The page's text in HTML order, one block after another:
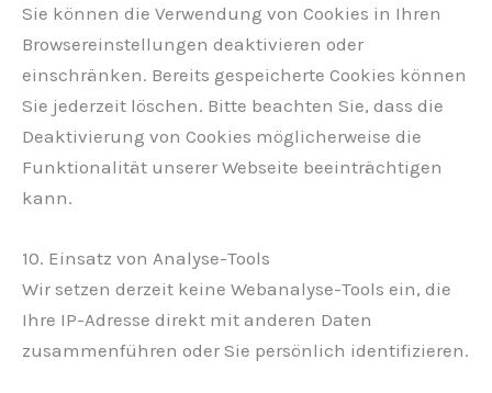
Sie können die Verwendung von Cookies in Ihren
Browsereinstellungen deaktivieren oder
einschränken. Bereits gespeicherte Cookies können
Sie jederzeit löschen. Bitte beachten Sie, dass die
Deaktivierung von Cookies möglicherweise die
Funktionalität unserer Webseite beeinträchtigen
kann.
10. Einsatz von Analyse-Tools
Wir setzen derzeit keine Webanalyse-Tools ein, die
Ihre IP-Adresse direkt mit anderen Daten
zusammenführen oder Sie persönlich identifizieren.